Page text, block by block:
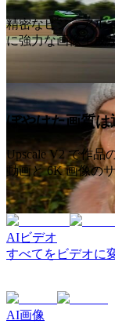
精密なビジュアル
に強力な画像生成
ぼやけた画質
Upscale V2 で作品
動画と 6K 画像の
AIビデオ
すべてをビデオに
AI画像